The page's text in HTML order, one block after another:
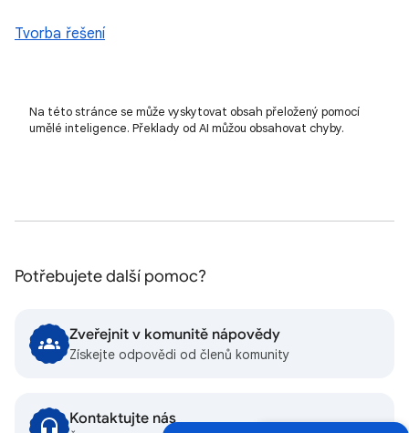
Tvorba řešení
Na této stránce se může vyskytovat obsah přeložený pomocí
umělé inteligence. Překlady od AI můžou obsahovat chyby.
Potřebujete další pomoc?
Zveřejnit v komunitě nápovědy
Získejte odpovědi od členů komunity
Kontaktujte nás